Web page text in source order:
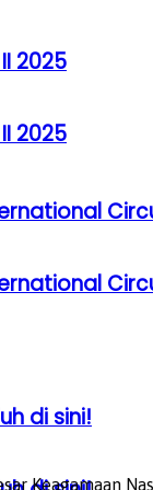
2025
di sini!
2025
Keagamaan